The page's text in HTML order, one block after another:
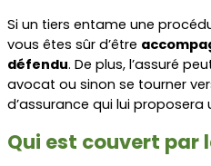
Si un tiers entame une
vous êtes sûr d’être
défendu. De plus, l’assuré
avocat ou sinon se tourner
d’assurance qui lui proposera
Qui est couvert par